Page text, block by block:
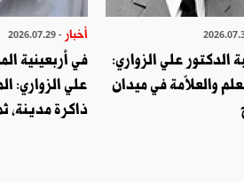
الدكتور علي الزواري:
والعلاّمة في ميدان
أخبار - 2026.07.29
في أربعينية
علي الزواري:
ذاكرة مدينة،